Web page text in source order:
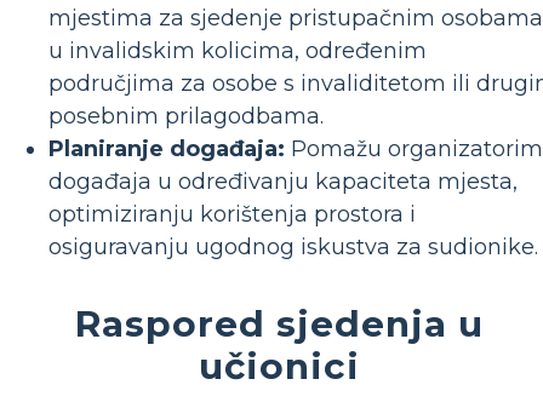
mjestima za sjedenje pristupačnim osobama
u invalidskim kolicima, određenim
područjima za osobe s invaliditetom ili
posebnim prilagodbama.
Planiranje događaja: Pomažu
događaja u određivanju kapaciteta mjesta,
optimiziranju korištenja prostora i
osiguravanju ugodnog iskustva za sudionike.
Raspored sjedenja u
učionici